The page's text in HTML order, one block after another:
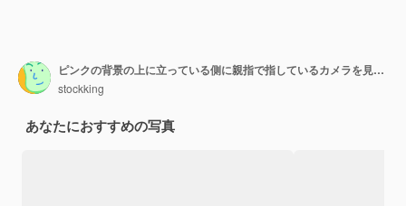
ピンクの背景の上に立っている側に親指で指しているカメラを見て驚いた安全メガネを身に着けている建設制服と安全ヘルメットのビルダーの男
stockking
あなたにおすすめの写真